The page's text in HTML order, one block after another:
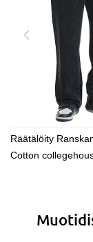
Räätälöity
Cotton
Ylimitoitettu